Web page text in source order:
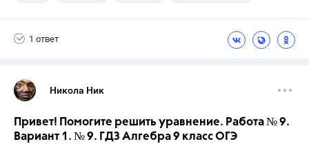
1 ответ
Никола Ник
Привет! Помогите решить уравнение. Работа № 9.
Вариант 1. № 9. ГДЗ Алгебра 9 класс ОГЭ